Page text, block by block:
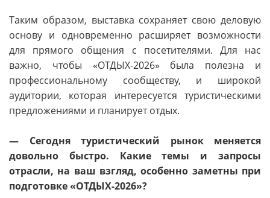
Таким образом, выставка сохраняет свою деловую
основу и одновременно расширяет возможности
для прямого общения с посетителями. Для нас
важно, чтобы «ОТДЫХ-2026» была полезна и
профессиональному сообществу, и широкой
аудитории, которая интересуется туристическими
предложениями и планирует отдых.
— Сегодня туристический рынок меняется
довольно быстро. Какие темы и запросы
отрасли, на ваш взгляд, особенно заметны при
подготовке «ОТДЫХ-2026»?